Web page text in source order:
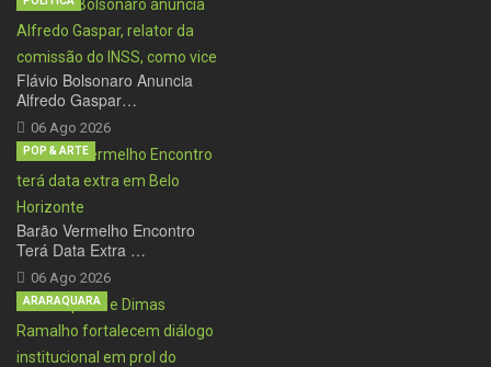
Flávio Bolsonaro Anuncia
Alfredo Gaspar…
06 Ago 2026
Barão Vermelho Encontro
Terá Data Extra …
06 Ago 2026
POP & ARTE
ARARAQUARA